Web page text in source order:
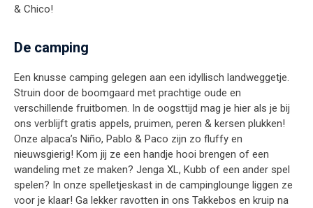
& Chico!
De camping
Een knusse camping gelegen aan een idyllisch landweggetje.
Struin door de boomgaard met prachtige oude en
verschillende fruitbomen. In de oogsttijd mag je hier als je bij
ons verblijft gratis appels, pruimen, peren & kersen plukken!
Onze alpaca’s Niño, Pablo & Paco zijn zo fluffy en
nieuwsgierig! Kom jij ze een handje hooi brengen of een
wandeling met ze maken? Jenga XL, Kubb of een ander spel
spelen? In onze spelletjeskast in de campinglounge liggen ze
voor je klaar! Ga lekker ravotten in ons Takkebos en kruip na